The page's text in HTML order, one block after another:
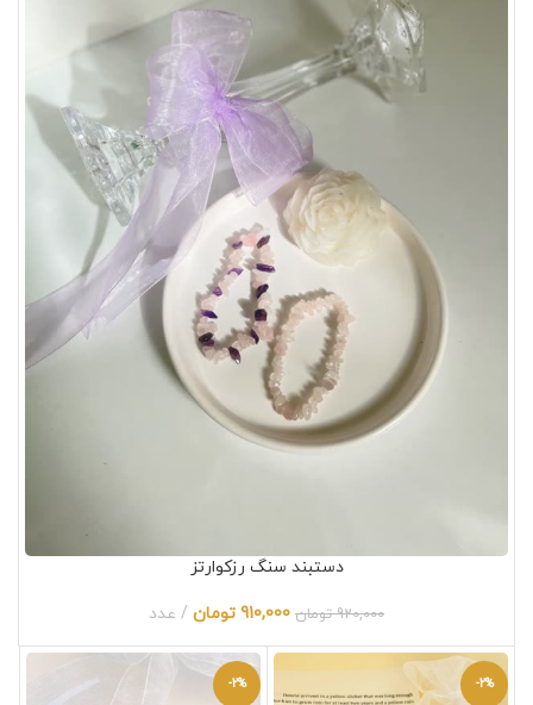
دستبند سنگ رزکوارتز
920,000 تومان 910,000 تومان عدد
-2%
-2%